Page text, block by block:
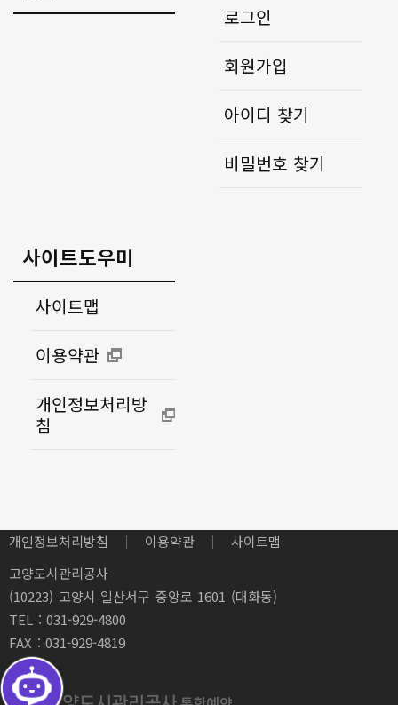
로그인
회원가입
아이디 찾기
비밀번호 찾기
사이트도우미
사이트맵
이용약관
개인정보처리방
침
개인정보처리방침 이용약관
사이트맵
고양도시관리공사
(10223) 고양시 일산서구 중앙로 1601 (대화동)
TEL : 031-929-4800
FAX : 031-929-4819